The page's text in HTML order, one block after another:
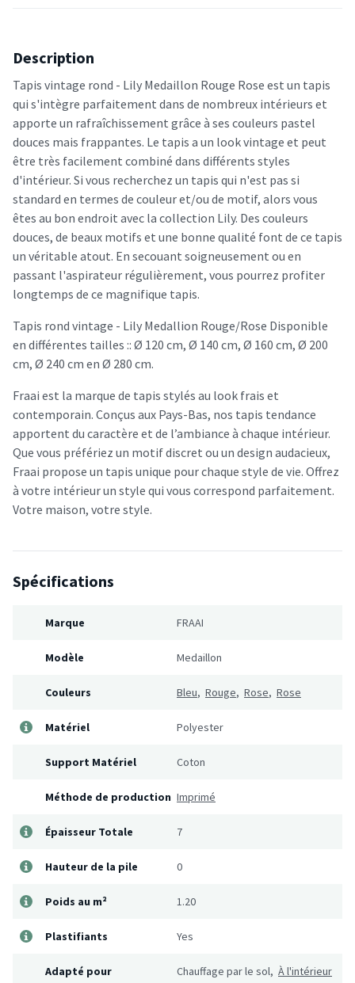
Description
Tapis vintage rond - Lily Medaillon Rouge Rose est un tapis
qui s'intègre parfaitement dans de nombreux intérieurs et
apporte un rafraîchissement grâce à ses couleurs pastel
douces mais frappantes. Le tapis a un look vintage et peut
être très facilement combiné dans différents styles
d'intérieur. Si vous recherchez un tapis qui n'est pas si
standard en termes de couleur et/ou de motif, alors vous
êtes au bon endroit avec la collection Lily. Des couleurs
douces, de beaux motifs et une bonne qualité font de ce tapis
un véritable atout. En secouant soigneusement ou en
passant l'aspirateur régulièrement, vous pourrez profiter
longtemps de ce magnifique tapis.
Tapis rond vintage - Lily Medallion Rouge/Rose Disponible
en différentes tailles :: Ø 120 cm, Ø 140 cm, Ø 160 cm, Ø 200
cm, Ø 240 cm en Ø 280 cm.
Fraai est la marque de tapis stylés au look frais et
contemporain. Conçus aux Pays-Bas, nos tapis tendance
apportent du caractère et de l’ambiance à chaque intérieur.
Que vous préfériez un motif discret ou un design audacieux,
Fraai propose un tapis unique pour chaque style de vie. Offrez
à votre intérieur un style qui vous correspond parfaitement.
Votre maison, votre style.
Spécifications
Marque FRAAI
Modèle Medaillon
Couleurs Bleu, Rouge, Rose, Rose
Matériel Polyester
Support Matériel Coton
Méthode de production Imprimé
Épaisseur Totale 7
Hauteur de la pile 0
Poids au m² 1.20
Plastifiants Yes
Adapté pour Chauffage par le sol, À l'intérieur